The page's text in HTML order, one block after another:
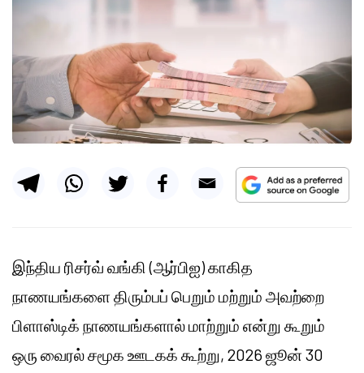
இந்திய ரிசர்வ் வங்கி (ஆர்பிஐ) காகித
நாணயங்களை திரும்பப் பெறும் மற்றும் அவற்றை
பிளாஸ்டிக் நாணயங்களால் மாற்றும் என்று கூறும்
ஒரு வைரல் சமூக ஊடகக் கூற்று, 2026 ஜூன் 30